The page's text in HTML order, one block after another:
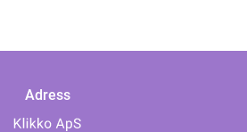
Adress